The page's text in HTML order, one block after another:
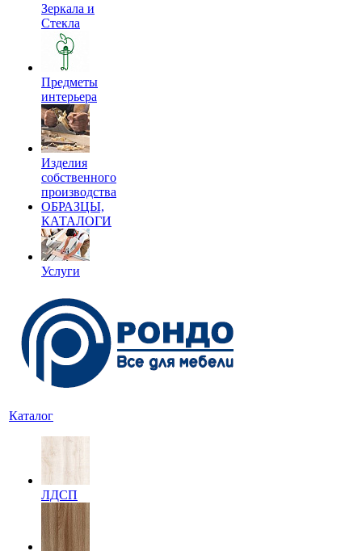
Зеркала и
Стекла
Предметы
интерьера
Изделия
собственного
производства
ОБРАЗЦЫ,
КАТАЛОГИ
Услуги
Каталог
ЛДСП